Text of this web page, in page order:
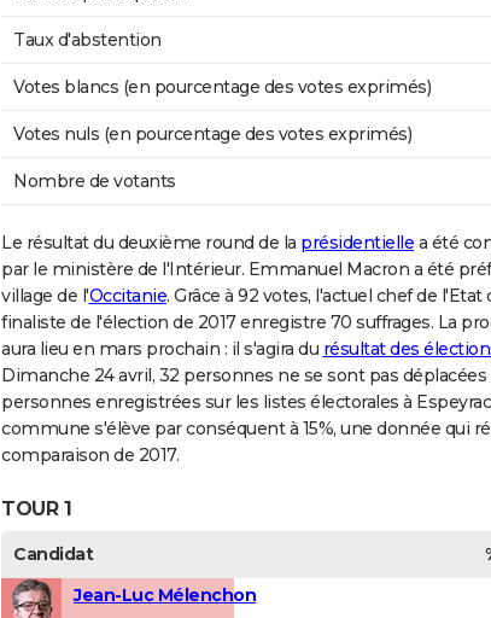
Taux d'abstention
Votes blancs (en pourcentage des votes exprimés)
Votes nuls (en pourcentage des votes exprimés)
Nombre de votants
Le résultat du deuxième round de la présidentielle a été
par le ministère de l'Intérieur. Emmanuel Macron a été
village de l'Occitanie. Grâce à 92 votes, l'actuel chef de
finaliste de l'élection de 2017 enregistre 70 suffrages. La
aura lieu en mars prochain : il s'agira du résultat des
Dimanche 24 avril, 32 personnes ne se sont pas
personnes enregistrées sur les listes électorales à
commune s'élève par conséquent à 15%, une donnée qui
comparaison de 2017.
TOUR 1
Candidat
Jean-Luc Mélenchon